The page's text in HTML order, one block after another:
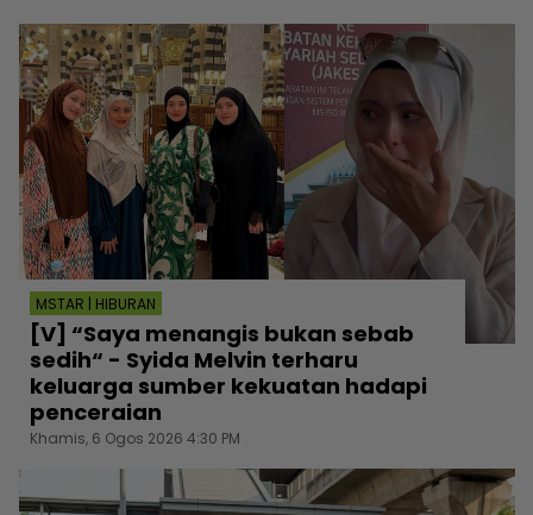
MSTAR | HIBURAN
[V] “Saya menangis bukan sebab
sedih“ - Syida Melvin terharu
keluarga sumber kekuatan hadapi
penceraian
Khamis, 6 Ogos 2026 4:30 PM